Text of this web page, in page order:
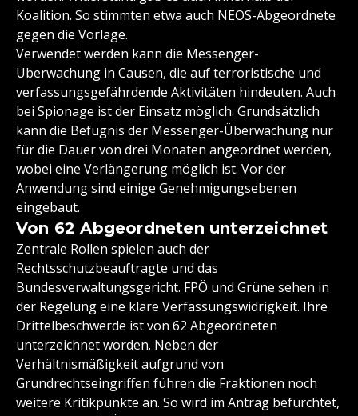
Koalition. So stimmten etwa auch NEOS-Abgeordnete
gegen die Vorlage.
Verwendet werden kann die Messenger-
Überwachung in Causen, die auf terroristische und
verfassungsgefährdende Aktivitäten hindeuten. Auch
bei Spionage ist der Einsatz möglich. Grundsätzlich
kann die Befugnis der Messenger-Überwachung nur
für die Dauer von drei Monaten angeordnet werden,
wobei eine Verlängerung möglich ist. Vor der
Anwendung sind einige Genehmigungsebenen
eingebaut.
Von 62 Abgeordneten unterzeichnet
Zentrale Rollen spielen auch der
Rechtsschutzbeauftragte und das
Bundesverwaltungsgericht. FPÖ und Grüne sehen in
der Regelung eine klare Verfassungswidrigkeit. Ihre
Drittelbeschwerde ist von 62 Abgeordneten
unterzeichnet worden. Neben der
Verhältnismäßigkeit aufgrund von
Grundrechtseingriffen führen die Fraktionen noch
weitere Kritikpunkte an. So wird im Antrag befürchtet,